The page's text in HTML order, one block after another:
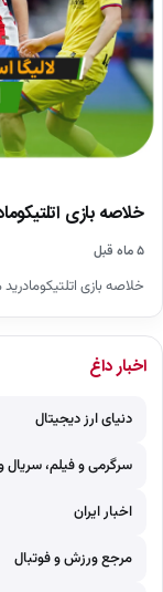
خلاصه بازی اتلتیکومادرید 1 – ختافه 0 |
۵ ماه قبل
خلاصه بازی اتلتیکومادرید مقابل
اخبار داغ
دنیای ارز دیجیتال
سرگرمی و فیلم، سریال
اخبار ایران
مرجع ورزش و فوتبال